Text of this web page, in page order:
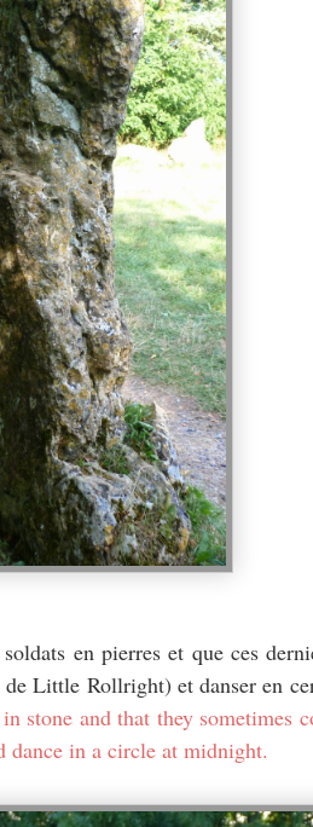
en pierres et que ces
de Little Rollright) et danser en
stone and that they sometimes
dance in a circle at midnight.